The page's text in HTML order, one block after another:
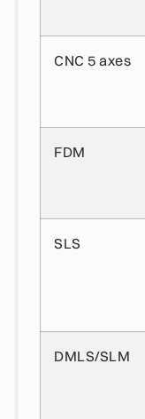
CNC 5 axes
FDM
SLS
DMLS/SLM